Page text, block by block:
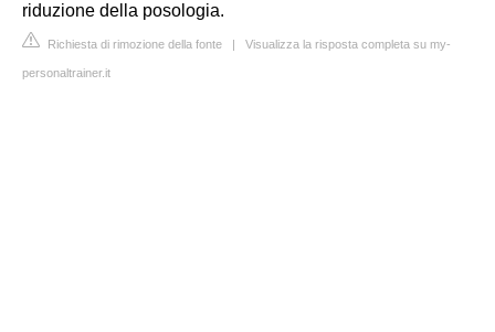
riduzione della posologia.
Richiesta di rimozione della fonte | Visualizza la risposta completa su my-
personaltrainer.it